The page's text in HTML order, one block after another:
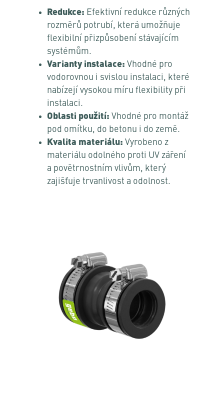
Redukce: Efektivní redukce různých
rozměrů potrubí, která umožňuje
flexibilní přizpůsobení stávajícím
systémům.
Varianty instalace: Vhodné pro
vodorovnou i svislou instalaci, které
nabízejí vysokou míru flexibility při
instalaci.
Oblasti použití: Vhodné pro montáž
pod omítku, do betonu i do země.
Kvalita materiálu: Vyrobeno z
materiálu odolného proti UV záření
a povětrnostním vlivům, který
zajišťuje trvanlivost a odolnost.